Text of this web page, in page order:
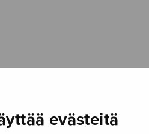
evästeitä